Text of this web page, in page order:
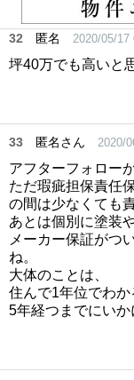
32 匿名 2020/05/17
坪40万でも高いと
33 匿名さん 2020/
アフターフォロー
ただ瑕疵担保責任
の間は少なくても
あとは個別に塗装
メーカー保証がつ
ね。
大体のことは、
住んで1年位でわ
5年経つまでにいか